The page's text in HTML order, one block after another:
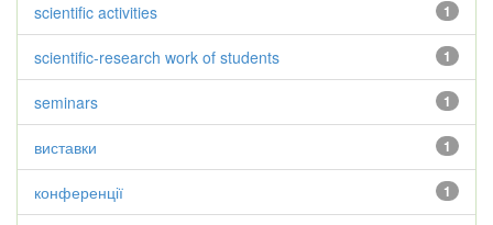
1
scientific activities
1
scientific-research work of students
1
seminars
1
виставки
1
конференції